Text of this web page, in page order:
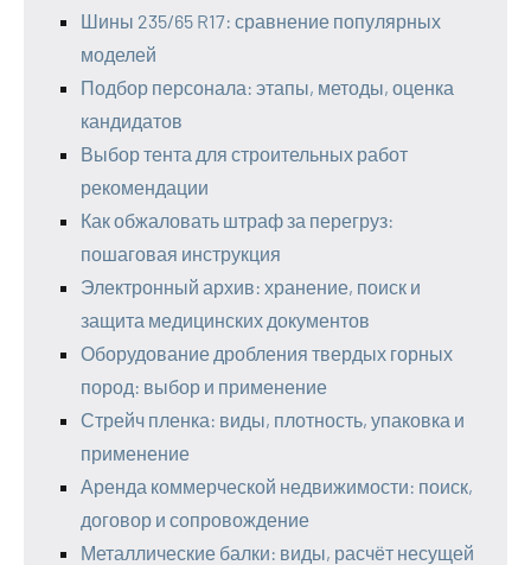
Шины 235/65 R17: сравнение популярных
моделей
Подбор персонала: этапы, методы, оценка
кандидатов
Выбор тента для строительных работ
рекомендации
Как обжаловать штраф за перегруз:
пошаговая инструкция
Электронный архив: хранение, поиск и
защита медицинских документов
Оборудование дробления твердых горных
пород: выбор и применение
Стрейч пленка: виды, плотность, упаковка и
применение
Аренда коммерческой недвижимости: поиск,
договор и сопровождение
Металлические балки: виды, расчёт несущей